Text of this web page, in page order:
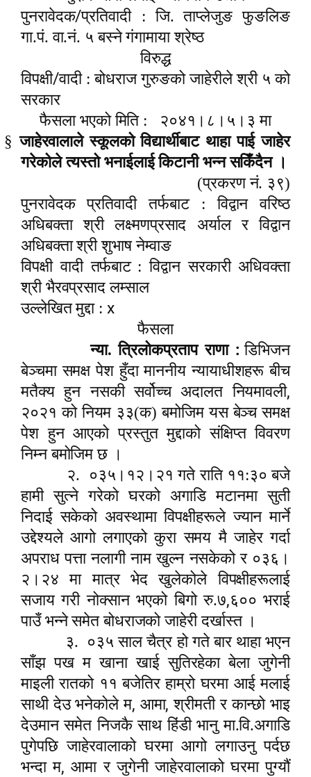
पुनरावेदक/प्रतिवादी : जि. ताप्लेजुङ फुङलिङ
गा.पं. वा.नं. ५ बस्ने गंगामाया श्रेष्ठ
विरुद्ध
विपक्षी/वादी : बोधराज गुरुङको जाहेरीले श्री ५ को
सरकार
फैसला भएको मिति :
२०४१।८।५।३ मा
§ जाहेरवालाले स्कूलको विद्यार्थीबाट थाहा पाई जाहेर
गरेकोले त्यस्तो भनाईलाई किटानी भन्न सकिँदैन ।
(प्रकरण नं. ३९)
पुनरावेदक प्रतिवादी तर्फबाट : विद्वान वरिष्ठ
अधिबक्ता श्री लक्ष्मणप्रसाद अर्याल र विद्वान
अधिबक्ता श्री शुभाष नेम्वाङ
विपक्षी वादी तर्फबाट : विद्वान सरकारी अधिवक्ता
श्री भैरवप्रसाद लम्साल
उल्लेखित मुद्दा : x
फैसला
न्या. त्रिलोकप्रताप राणा: डिभिजन
बेञ्चमा समक्ष पेश हुँदा माननीय न्यायाधीशहरू बीच
मतैक्य हुन नसकी सर्वोच्च अदालत नियमावली,
२०२१ को नियम ३३(क) बमोजिम यस बेञ्च समक्ष
पेश हुन आएको प्रस्तुत मुद्दाको संक्षिप्त विवरण
निम्न बमोजिम छ ।
२.
०३५।१२।२१ गते राति ११:३० बजे
हामी सुत्ने गरेको घरको अगाडि मटानमा सुती
निदाई सकेको अवस्थामा विपक्षीहरूले ज्यान मार्ने
उद्देश्यले आगो लगाएको कुरा समय मै जाहेर गर्दा
अपराध पत्ता नलागी नाम खुल्न नसकेको र ०३६।
२।२४ मा मात्र भेद खुलेकोले विपक्षीहरूलाई
सजाय गरी नोक्सान भएको बिगो रु.७,६०० भराई
पाउँ भन्ने समेत बोधराजको जाहेरी दर्खास्त ।
३. ०३५ साल चैत्र हो गते बार थाहा भएन
साँझ पख म खाना खाई सुतिरहेका बेला जुगेनी
माइली रातको ११ बजेतिर हाम्रो घरमा आई मलाई
साथी देउ भनेकोले म, आमा,श्रीमती र कान्छो भाइ
देउमान समेत निजकै साथ हिंडी भानु मा.वि.अगाडि
पुगेपछि जाहेरवालाको घरमा आगो लगाउनु पर्दछ
भन्दा म,आमा र जुगेनी जाहेरवालाको घरमा पुग्यौं